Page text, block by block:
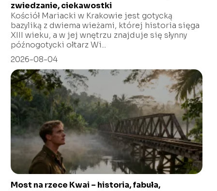
zwiedzanie, ciekawostki
Kościół Mariacki w Krakowie jest gotycką
bazyliką z dwiema wieżami, której historia sięga
XIII wieku, a w jej wnętrzu znajduje się słynny
późnogotycki ołtarz Wi...
2026-08-04
Most na rzece Kwai – historia, fabuła,